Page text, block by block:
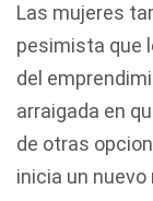
Las mujeres
pesimista que
del
arraigada en
de otras
inicia un